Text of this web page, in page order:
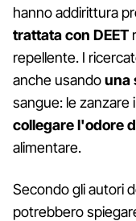
hanno addirittura
trattata con DEET
repellente. I
anche usandouna
sangue: le zanzare
collegare l'odore
alimentare.
Secondo gli autori
potrebbero